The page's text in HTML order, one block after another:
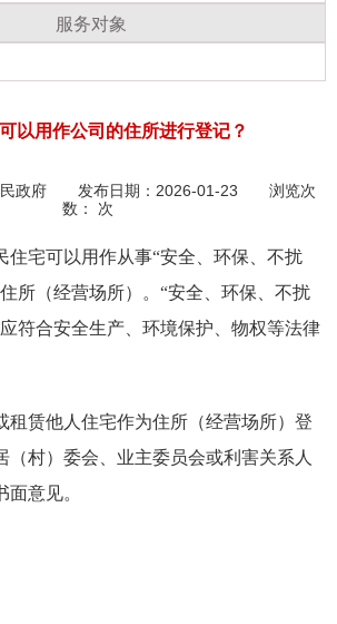
服务对象
以用作公司的住所进行登记？
政府 发布日期：2026-01-23 浏览次
数：
次
住宅可以用作从事“安全、环保、不扰
所（经营场所）。“安全、环保、不扰
符合安全生产、环境保护、物权等法律
租赁他人住宅作为住所（经营场所）登
（村）委会、业主委员会或利害关系人
意见。